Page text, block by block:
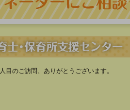
人目のご訪問、ありがとうございます。